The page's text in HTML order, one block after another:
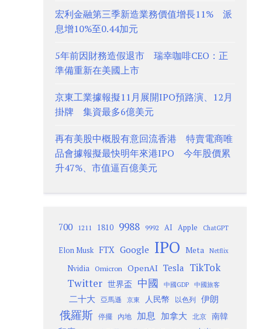
宏利金融第三季新造業務價值增長11% 派
息增10%至0.44加元
5年前因財務造假退市 瑞幸咖啡CEO：正
準備重新在美國上市
京東工業據報擬11月展開IPO預路演、12月
掛牌 集資最多6億美元
再有美股中概股有意回流香港 特賣電商唯
品會據報擬最快明年來港IPO 今年股價累
升47%、市值逼百億美元
700 1211 1810 9988 9992 AI Apple ChatGPT
Elon Musk FTX Google IPO Meta Netflix
Nvidia Omicron OpenAI Tesla TikTok
Twitter 世界盃 中國 中國GDP 中國旅客
二十大 亞馬遜 京東 人民幣 以色列 伊朗
俄羅斯 停擺 內地 加息 加拿大 北京
南韓